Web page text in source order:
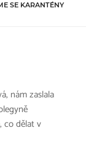
SE KARANTÉNY
nám zaslala
co dělat v